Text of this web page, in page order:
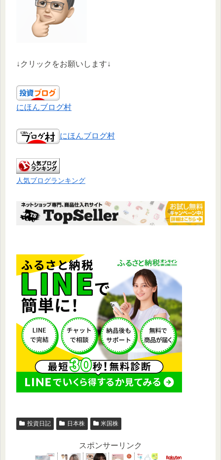
↓クリックをお願いします↓
にほんブログ村
にほんブログ村
人気ブログランキング
投資日記 日本株 米国株
スポンサーリンク